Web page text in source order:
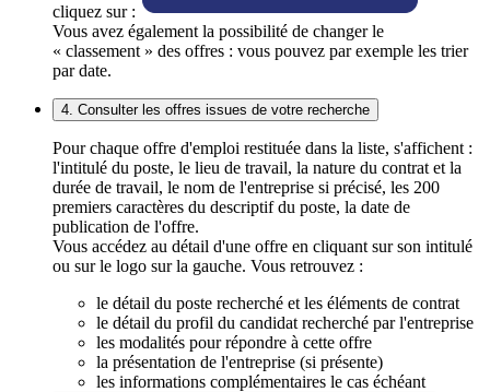
cliquez sur :
Vous avez également la possibilité de changer le
« classement » des offres : vous pouvez par exemple les trier
par date.
4. Consulter les offres issues de votre recherche
Pour chaque offre d'emploi restituée dans la liste, s'affichent :
l'intitulé du poste, le lieu de travail, la nature du contrat et la
durée de travail, le nom de l'entreprise si précisé, les 200
premiers caractères du descriptif du poste, la date de
publication de l'offre.
Vous accédez au détail d'une offre en cliquant sur son intitulé
ou sur le logo sur la gauche. Vous retrouvez :
le détail du poste recherché et les éléments de contrat
le détail du profil du candidat recherché par l'entreprise
les modalités pour répondre à cette offre
la présentation de l'entreprise (si présente)
les informations complémentaires le cas échéant